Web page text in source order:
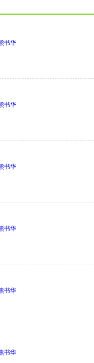
书华
书华
书华
书华
书华
书华